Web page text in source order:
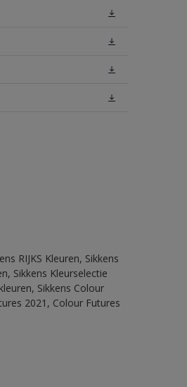
RIJKS Kleuren, Sikkens
Sikkens Kleurselectie
Sikkens Colour
2021, Colour Futures